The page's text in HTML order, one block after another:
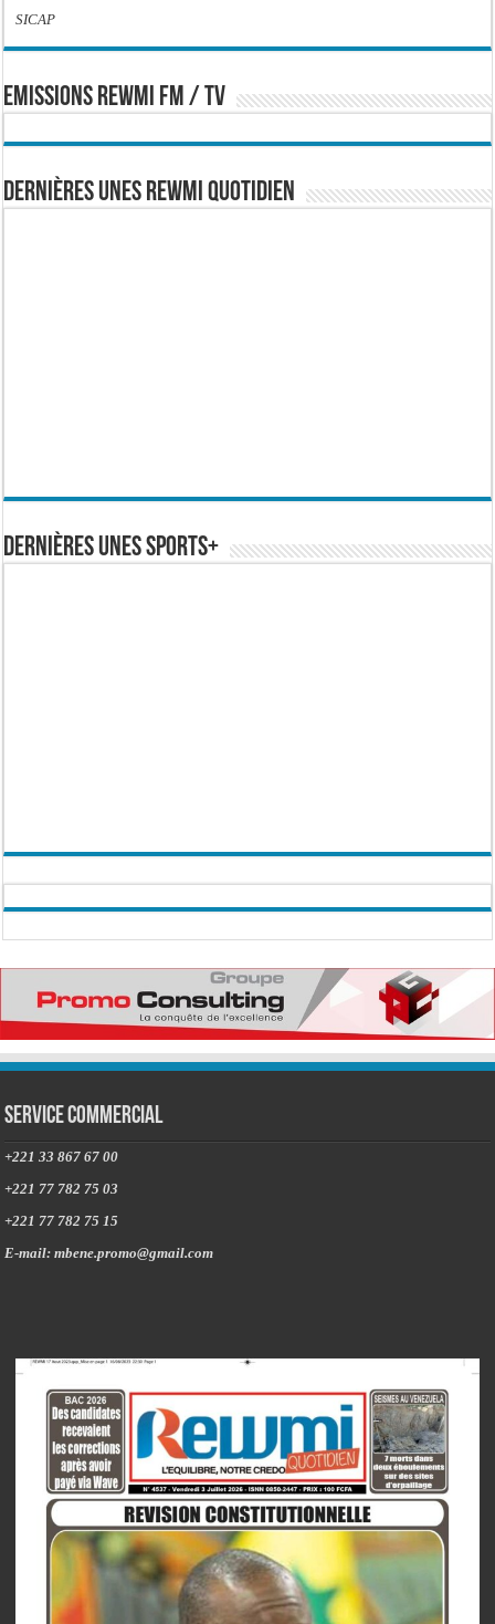
SICAP
EMISSIONS REWMI FM / TV
Dernières Unes Rewmi Quotidien
Dernières Unes Sports+
Service commercial
+221 33 867 67 00
+221 77 782 75 03
+221 77 782 75 15
E-mail: mbene.promo@gmail.com